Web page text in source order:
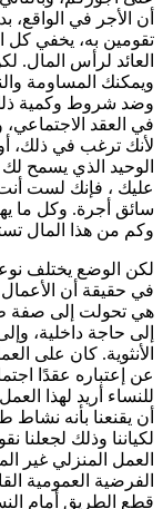
أن الأجر في الواقع،
تقومين به، يخفي كل
العائد لرأس المال.
ويمكنك المساومة
وضد شروط وكمية
في العقد
لأنك ترغب في ذلك،
الوحيد الذي يسمح
عليك ، فإنك لست أنت
سائق أجرة. وكل ما
وكم من هذا المال
لكن الوضع يختلف
في حقيقة أن
هي تحولت إلى صفة
إلى حاجة داخلية،
الأنثوية. كان على
عن إعتباره عقدًا
للنساء أريد لهذا
أن يقنعنا بأنه نشاط
لكياننا وذلك
العمل المنزلي غير
الفرضية العمومية
قطع الطريق أمام